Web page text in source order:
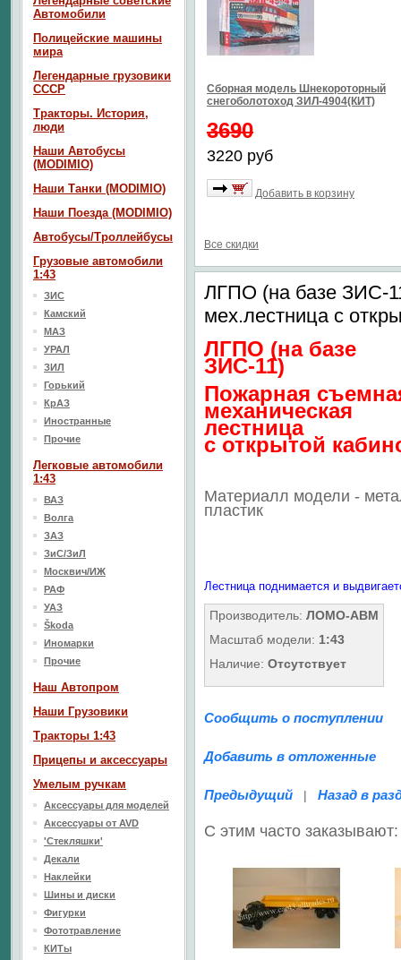
Сборная модель Шнекороторный
снегоболотоход ЗИЛ-4904(КИТ)
3690
3220 руб
Добавить в корзину
Все скидки
ЛГПО (на базе ЗИС-
мех.лестница с
ЛГПО (на базе
ЗИС-11)
Пожарная
механическая
лестница
с открытой
Материалл модели -
пластик
Лестница поднимается и
Производитель: ЛОМО-АВМ
Масштаб модели: 1:43
Наличие: Отсутствует
Сообщить о поступлении
Добавить в отложенные
Предыдущий | Назад в
С этим часто заказывают:
Автомобили
Полицейские машины
мира
Легендарные грузовики
СССР
Тракторы. История,
люди
Наши Автобусы
(MODIMIO)
Наши Танки (MODIMIO)
Наши Поезда (MODIMIO)
Автобусы/Троллейбусы
Грузовые автомобили
1:43
ЗИС
Камский
МАЗ
УРАЛ
ЗИЛ
Горький
КрАЗ
Иностранные
Прочие
Легковые автомобили
1:43
ВАЗ
Волга
ЗАЗ
ЗиС/ЗиЛ
Москвич/ИЖ
РАФ
УАЗ
Škoda
Иномарки
Прочие
Наш Aвтопром
Наши Грузовики
Тракторы 1:43
Прицепы и аксессуары
Умелым ручкам
Аксессуары для моделей
Аксессуары от AVD
'Стекляшки'
Декали
Наклейки
Шины и диски
Фигурки
Фототравление
КИТы